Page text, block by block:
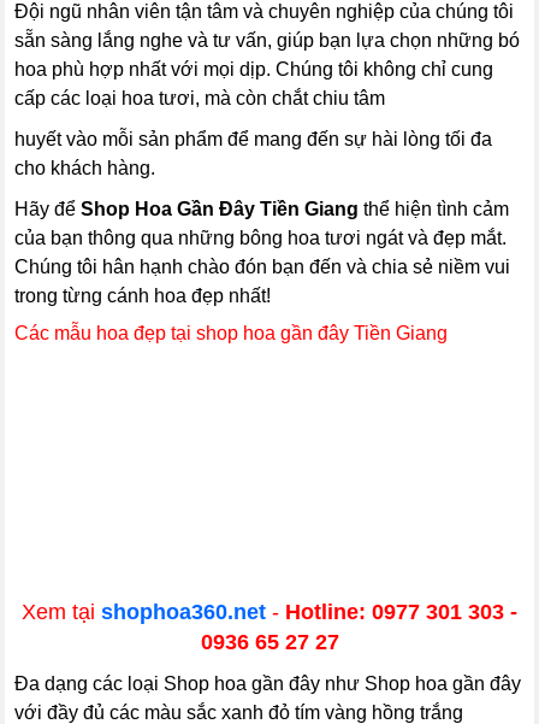
Đội ngũ nhân viên tận tâm và chuyên nghiệp của chúng tôi
sẵn sàng lắng nghe và tư vấn, giúp bạn lựa chọn những bó
hoa phù hợp nhất với mọi dịp. Chúng tôi không chỉ cung
cấp các loại hoa tươi, mà còn chắt chiu tâm
huyết vào mỗi sản phẩm để mang đến sự hài lòng tối đa
cho khách hàng.
Hãy đểShop Hoa Gần Đây Tiền Giang thể hiện tình cảm
của bạn thông qua những bông hoa tươi ngát và đẹp mắt.
Chúng tôi hân hạnh chào đón bạn đến và chia sẻ niềm vui
trong từng cánh hoa đẹp nhất!
Các mẫu hoa đẹp tại shop hoa gần đây Tiền Giang
Xem tại shophoa360.net - Hotline: 0977 301 303 -
0936 65 27 27
Đa dạng các loại Shop hoa gần đây như Shop hoa gần đây
với đầy đủ các màu sắc xanh đỏ tím vàng hồng trắng